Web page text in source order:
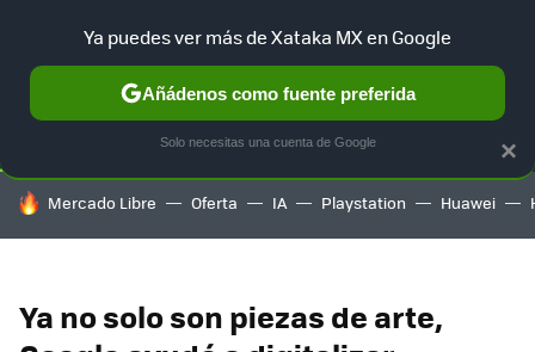
SELECCIÓN GAMING HOME AUTO TERRITORIO
HOY SE HABLA DE
Mercado Libre Oferta IA Playstation Huawei
Ya no solo son piezas de arte,
×
Ya puedes ver más de Xataka MX en Google
Añádenos como fuente preferida
Solo necesitas una cuenta de Google